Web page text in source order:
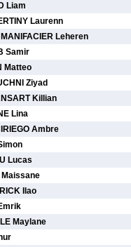
Liam
Laurenn
MANIFACIER Leheren
Samir
Matteo
Ziyad
Killian
Lina
Ambre
Lucas
Ilao
Maylane